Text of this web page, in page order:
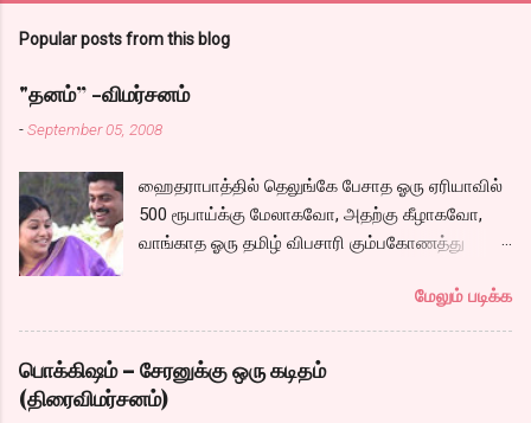
Popular posts from this blog
"தனம்” -விமர்சனம்
-September 05, 2008
ஹைதராபாத்தில் தெலுங்கே பேசாத ஓரு ஏரியாவில்
500 ரூபாய்க்கு மேலாகவோ, அதற்கு கீழாகவோ,
வாங்காத ஓரு தமிழ் விபசாரி கும்பகோணத்து
வாழ்கைபடுகிறாள். அவளுடய வாழ்கை எப்படி
அமைந்தது? என்ற ஓரு நல்ல லைனை , சங்கீதா
தன்னுடய இடுப்பை சுழற்றி, சுழற்றி நடப்பதை போல்
சும்மா, சுத்தி, சுத்தி குழப்பி, நம்பமுடியாத
திரைக்கதையால் சொதப்பி,சங்கீதாவை ஏதோ
மேலும் படிக்க
பொக்கிஷம் – சேரனுக்கு ஒரு கடிதம்
(திரைவிமர்சனம்)